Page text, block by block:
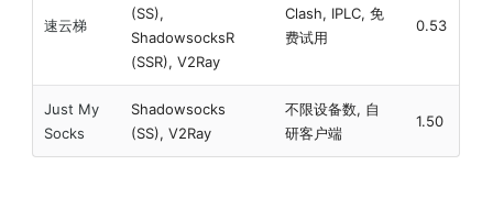
速云梯
(SS),
ShadowsocksR
(SSR), V2Ray
Clash, IPLC, 免
费试用
0.53
Just My
Socks
Shadowsocks
(SS), V2Ray
不限设备数, 自
研客户端
1.50